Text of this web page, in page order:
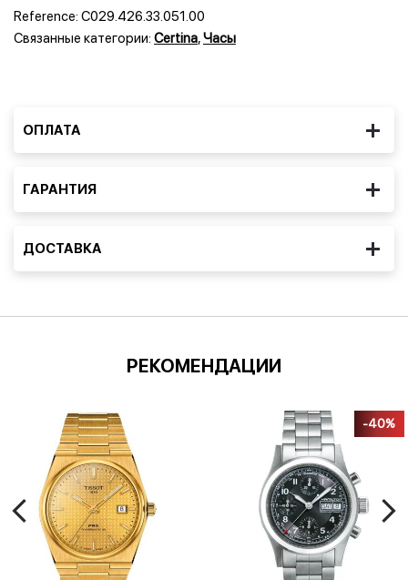
Reference: C029.426.33.051.00
Связанные категории: Certina,Часы
ОПЛАТА
ГАРАНТИЯ
ДОСТАВКА
РЕКОМЕНДАЦИИ
-40%